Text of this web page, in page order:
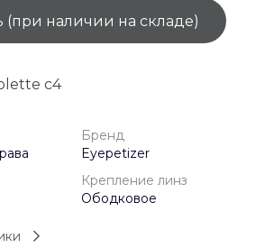
(при наличии на складе)
c4
Бренд
Eyepetizer
Крепление линз
Ободковое